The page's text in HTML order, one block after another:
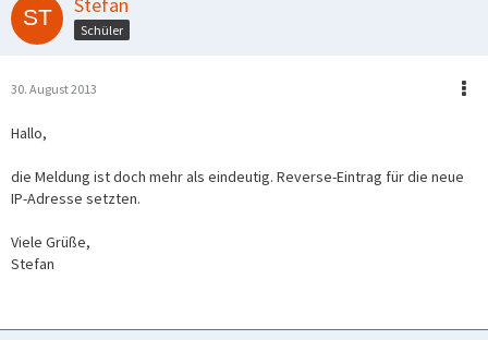
Schüler
30. August 2013
Hallo,
die Meldung ist doch mehr als eindeutig. Reverse-Eintrag für die neue
IP-Adresse setzten.
Viele Grüße,
Stefan